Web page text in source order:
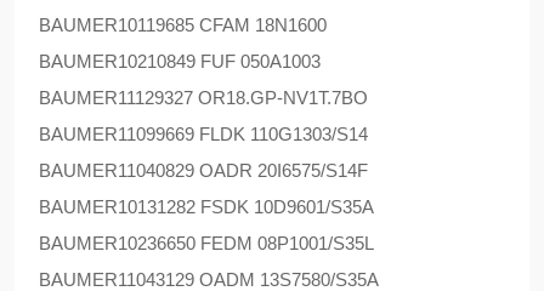
BAUMER10119685 CFAM 18N1600
BAUMER10210849 FUF 050A1003
BAUMER11129327 OR18.GP-NV1T.7BO
BAUMER11099669 FLDK 110G1303/S14
BAUMER11040829 OADR 20I6575/S14F
BAUMER10131282 FSDK 10D9601/S35A
BAUMER10236650 FEDM 08P1001/S35L
BAUMER11043129 OADM 13S7580/S35A